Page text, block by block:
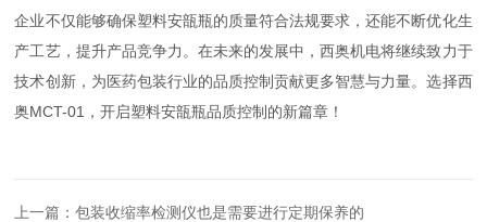
企业不仅能够确保塑料安瓿瓶的质量符合法规要求，还能不断优化生
产工艺，提升产品竞争力。在未来的发展中，西奥机电将继续致力于
技术创新，为医药包装行业的品质控制贡献更多智慧与力量。选择西
奥MCT-01，开启塑料安瓿瓶品质控制的新篇章！
上一篇：包装收缩率检测仪也是需要进行定期保养的